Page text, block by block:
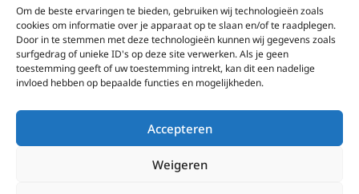
Om de beste ervaringen te bieden, gebruiken wij technologieën zoals
cookies om informatie over je apparaat op te slaan en/of te raadplegen.
Door in te stemmen met deze technologieën kunnen wij gegevens zoals
surfgedrag of unieke ID's op deze site verwerken. Als je geen
toestemming geeft of uw toestemming intrekt, kan dit een nadelige
invloed hebben op bepaalde functies en mogelijkheden.
Accepteren
Weigeren
EWTN-Team
Organisatiegegevens
Doneren
EWTN wordt uitsluitend gefinancierd door uw donaties.
Wij ontvangen bewust geen advertentie-inkomsten of